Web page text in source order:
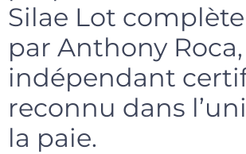
Silae Lot
par Anthony
indépendant
reconnu dans
la paie.